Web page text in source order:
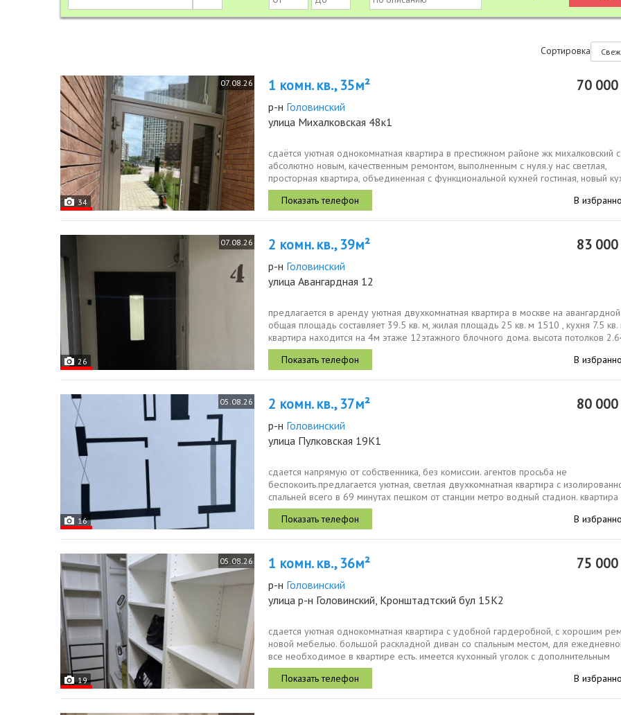
Сортировка
07.08.26
34
1 комн. кв., 35м² 70 000
р-н Головинский
улица Михалковская 48к1
сдаётся уютная однокомнатная квартира в престижном районе жк михалковский с
абсолютно новым, качественным ремонтом, выполненным с нуля.у нас светлая,
просторная квартира, объединенная с функциональной кухней гостиная, новый
гарнитур и...
В
07.08.26
26
2 комн. кв., 39м² 83 000
р-н Головинский
улица Авангардная 12
предлагается в аренду уютная двухкомнатная квартира в москве на
общая площадь составляет 39.5 кв. м, жилая площадь 25 кв. м 1510 , кухня 7.5 кв.
квартира находится на 4м этаже 12этажного блочного дома. высота потолков
В
05.08.26
16
2 комн. кв., 37м² 80 000
р-н Головинский
улица Пулковская 19К1
сдается напрямую от собственника, без комиссии. агентов просьба не
беспокоить.предлагается уютная, светлая двухкомнатная квартира с
спальней всего в 69 минутах пешком от станции метро водный стадион. квартира
полностью готова к...
В
05.08.26
19
1 комн. кв., 36м² 75 000
р-н Головинский
улица р-н Головинский, Кронштадтский бул 15К2
сдается уютная однокомнатная квартира с удобной гардеробной, с хорошим
новой мебелью. большой раскладной диван со спальным местом, для
все необходимое в квартире есть. имеется кухонный уголок с дополнительным
спальным...
В